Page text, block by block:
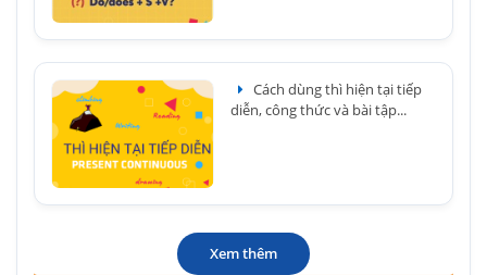
Cách dùng thì hiện tại tiếp
diễn, công thức và bài tập...
Xem thêm